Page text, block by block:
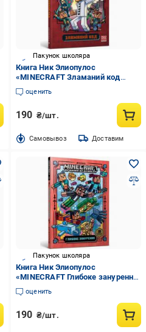
Пакунок школяра
Книга Ник Элиопулос
«MINECRAFT Зламаний код
paperback» 978-617-529-412-3
оценить
190 ₴/шт.
Cамовывоз Доставим
Пакунок школяра
Книга Ник Элиопулос
«MINECRAFT Глибоке занурення
paperback» 978-617-529-411-6
оценить
190 ₴/шт.